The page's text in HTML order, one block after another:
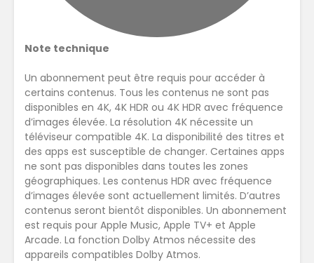
Note technique
Un abonnement peut être requis pour accéder à
certains contenus. Tous les contenus ne sont pas
disponibles en 4K, 4K HDR ou 4K HDR avec fréquence
d’images élevée. La résolution 4K nécessite un
téléviseur compatible 4K. La disponibilité des titres et
des apps est susceptible de changer. Certaines apps
ne sont pas disponibles dans toutes les zones
géographiques. Les contenus HDR avec fréquence
d’images élevée sont actuellement limités. D’autres
contenus seront bientôt disponibles. Un abonnement
est requis pour Apple Music, Apple TV+ et Apple
Arcade. La fonction Dolby Atmos nécessite des
appareils compatibles Dolby Atmos.